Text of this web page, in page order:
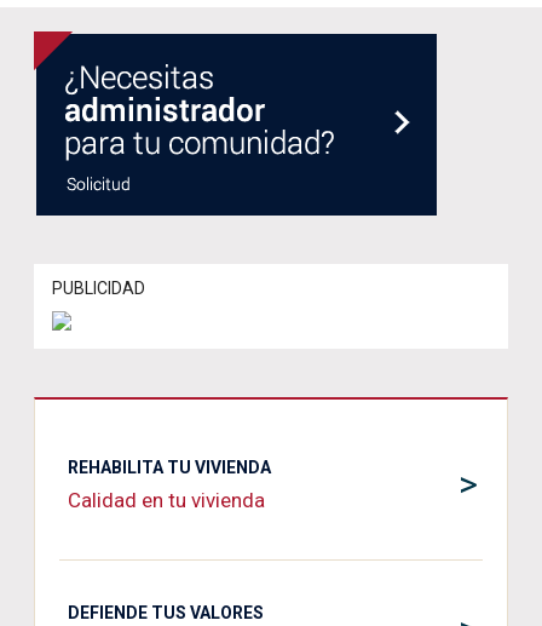
PUBLICIDAD
>
REHABILITA TU VIVIENDA
Calidad en tu vivienda
DEFIENDE TUS VALORES